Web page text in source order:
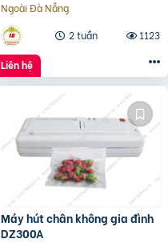
Ngoài Đà Nẵng
2 tuần
1123
Liên hệ
Máy hút chân không gia đình
DZ300A